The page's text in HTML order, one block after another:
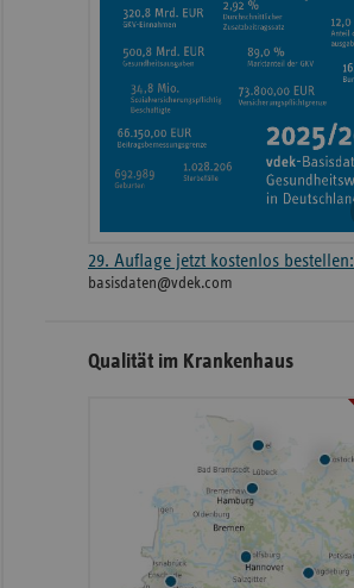
29. Auflage jetzt kostenlos bestellen:
basisdaten@vdek.com
Qualität im Krankenhaus